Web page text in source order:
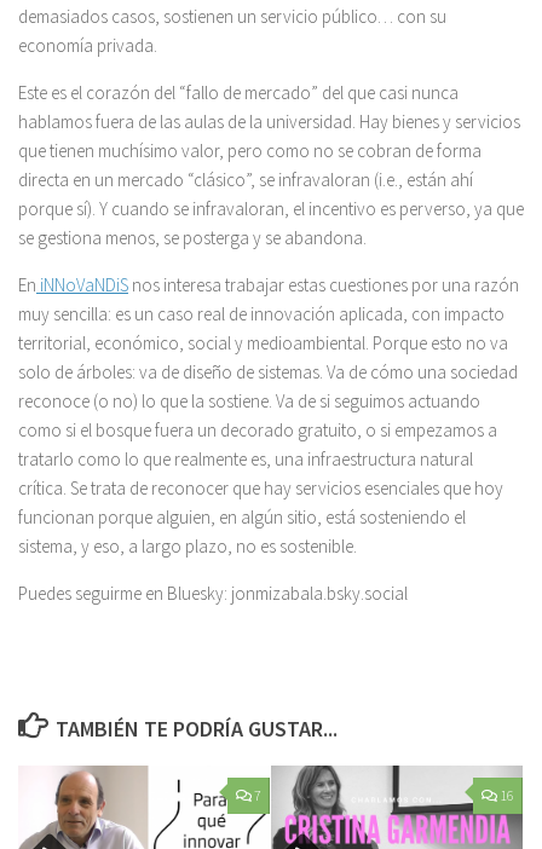
demasiados casos, sostienen un servicio público… con su
economía privada.
Este es el corazón del “fallo de mercado” del que casi nunca
hablamos fuera de las aulas de la universidad. Hay bienes y servicios
que tienen muchísimo valor, pero como no se cobran de forma
directa en un mercado “clásico”, se infravaloran (i.e., están ahí
porque sí). Y cuando se infravaloran, el incentivo es perverso, ya que
se gestiona menos, se posterga y se abandona.
En iNNoVaNDiS nos interesa trabajar estas cuestiones por una razón
muy sencilla: es un caso real de innovación aplicada, con impacto
territorial, económico, social y medioambiental. Porque esto no va
solo de árboles: va de diseño de sistemas. Va de cómo una sociedad
reconoce (o no) lo que la sostiene. Va de si seguimos actuando
como si el bosque fuera un decorado gratuito, o si empezamos a
tratarlo como lo que realmente es, una infraestructura natural
crítica. Se trata de reconocer que hay servicios esenciales que hoy
funcionan porque alguien, en algún sitio, está sosteniendo el
sistema, y eso, a largo plazo, no es sostenible.
Puedes seguirme en Bluesky: jonmizabala.bsky.social
TAMBIÉN TE PODRÍA GUSTAR...
7 16